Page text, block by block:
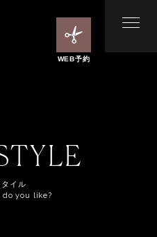
WEB予約
イル
you like?